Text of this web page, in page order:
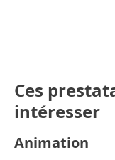
Ces
intéresser
Animation